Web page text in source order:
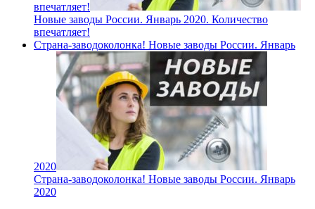
впечатляет!
Новые заводы России. Январь 2020. Количество
впечатляет!
Страна-заводоколонка! Новые заводы России. Январь
2020
Страна-заводоколонка! Новые заводы России. Январь
2020